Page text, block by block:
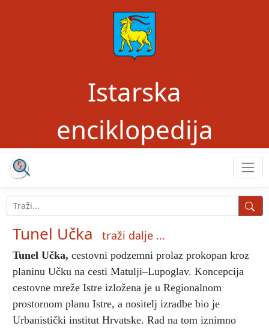
Istarska
enciklopedija
Tunel Učka traži dalje ...
Tunel Učka, cestovni podzemni prolaz prokopan kroz
planinu Učku na cesti Matulji–Lupoglav. Koncepcija
cestovne mreže Istre izložena je u Regionalnom
prostornom planu Istre, a nositelj izradbe bio je
Urbanistički institut Hrvatske. Rad na tom iznimno